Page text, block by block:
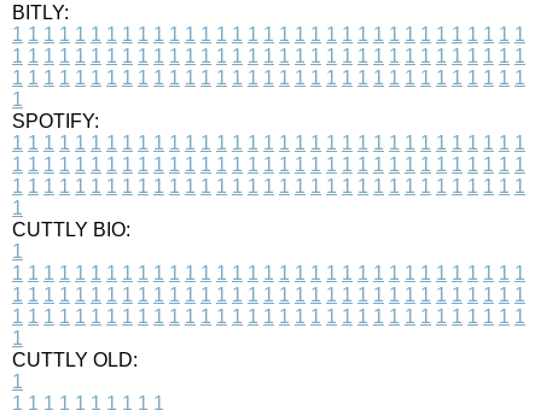
BITLY:
1 1 1 1 1 1 1 1 1 1 1 1 1 1 1 1 1 1 1 1 1 1 1 1 1 1 1 1 1 1 1 1 1
1 1 1 1 1 1 1 1 1 1 1 1 1 1 1 1 1 1 1 1 1 1 1 1 1 1 1 1 1 1 1 1 1
1 1 1 1 1 1 1 1 1 1 1 1 1 1 1 1 1 1 1 1 1 1 1 1 1 1 1 1 1 1 1 1 1
1
SPOTIFY:
1 1 1 1 1 1 1 1 1 1 1 1 1 1 1 1 1 1 1 1 1 1 1 1 1 1 1 1 1 1 1 1 1
1 1 1 1 1 1 1 1 1 1 1 1 1 1 1 1 1 1 1 1 1 1 1 1 1 1 1 1 1 1 1 1 1
1 1 1 1 1 1 1 1 1 1 1 1 1 1 1 1 1 1 1 1 1 1 1 1 1 1 1 1 1 1 1 1 1
1
CUTTLY BIO:
1
1 1 1 1 1 1 1 1 1 1 1 1 1 1 1 1 1 1 1 1 1 1 1 1 1 1 1 1 1 1 1 1 1
1 1 1 1 1 1 1 1 1 1 1 1 1 1 1 1 1 1 1 1 1 1 1 1 1 1 1 1 1 1 1 1 1
1 1 1 1 1 1 1 1 1 1 1 1 1 1 1 1 1 1 1 1 1 1 1 1 1 1 1 1 1 1 1 1 1
1
CUTTLY OLD:
1
1 1 1 1 1 1 1 1 1 1